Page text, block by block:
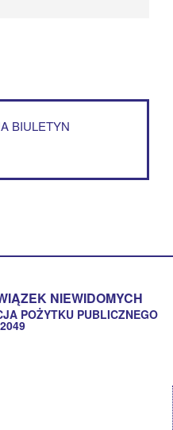
BIULETYN
NIEWIDOMYCH
POŻYTKU PUBLICZNEGO